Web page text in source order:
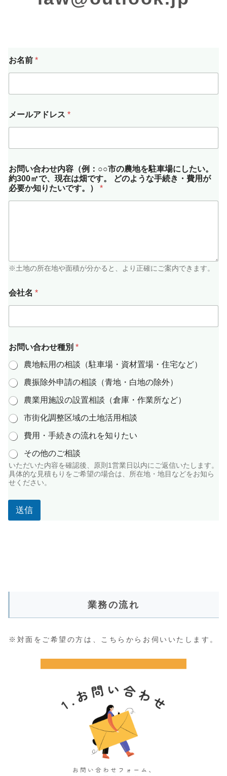
お名前 *
メールアドレス *
問
い
合
わ
○
市
の
農
を
車
場
に
た
。
約
3
0
0
㎡
で
、
現
は
畑
で
お問い合わせ内容（例：○○市の農地を駐車場にしたい。
約300㎡で、現在は畑です。 どのような手続き・費用が
必要か知りたいです。） *
※土地の所在地や面積が分かると、より正確にご案内できます。
会社名 *
お問い合わせ種別 *
農地転用の相談（駐車場・資材置場・住宅など）
農振除外申請の相談（青地・白地の除外）
農業用施設の設置相談（倉庫・作業所など）
市街化調整区域の土地活用相談
費用・手続きの流れを知りたい
その他のご相談
いただいた内容を確認後、原則1営業日以内にご返信いたします。
具体的な見積もりをご希望の場合は、所在地・地目などをお知ら
せください。
送信
業務の流れ
※対面をご希望の方は、こちらからお伺いいたします。